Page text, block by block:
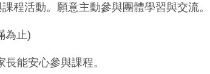
程活動。願意主動參與團體學習與交流。
為止)
能安心參與課程。